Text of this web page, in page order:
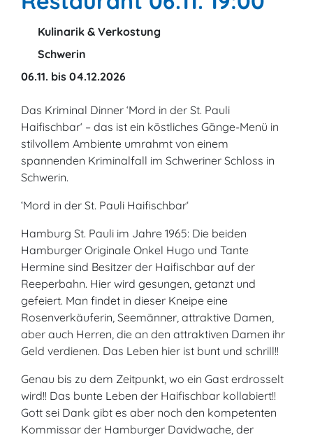
Kulinarik & Verkostung
Schwerin
06.11. bis 04.12.2026
Das Kriminal Dinner ‘Mord in der St. Pauli
Haifischbar‘ – das ist ein köstliches Gänge-Menü in
stilvollem Ambiente umrahmt von einem
spannenden Kriminalfall im Schweriner Schloss in
Schwerin.
‘Mord in der St. Pauli Haifischbar‘
Hamburg St. Pauli im Jahre 1965: Die beiden
Hamburger Originale Onkel Hugo und Tante
Hermine sind Besitzer der Haifischbar auf der
Reeperbahn. Hier wird gesungen, getanzt und
gefeiert. Man findet in dieser Kneipe eine
Rosenverkäuferin, Seemänner, attraktive Damen,
aber auch Herren, die an den attraktiven Damen ihr
Geld verdienen. Das Leben hier ist bunt und schrill!!
Genau bis zu dem Zeitpunkt, wo ein Gast erdrosselt
wird!! Das bunte Leben der Haifischbar kollabiert!!
Gott sei Dank gibt es aber noch den kompetenten
Kommissar der Hamburger Davidwache, der